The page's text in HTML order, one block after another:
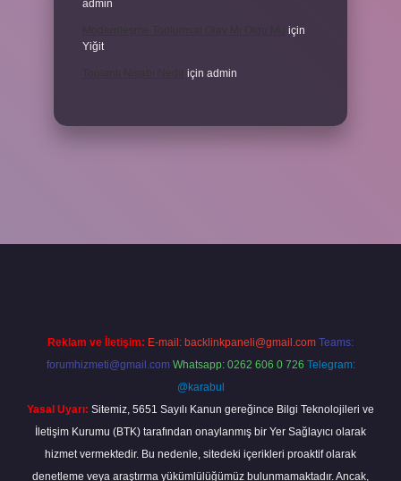
admin
için
Yiğit
için admin
Reklam ve İletişim: E-mail: backlinkpaneli@gmail.com Teams:
forumhizmeti@gmail.com Whatsapp: 0262 606 0 726 Telegram:
@karabul
Yasal Uyarı: Sitemiz, 5651 Sayılı Kanun gereğince Bilgi Teknolojileri ve
İletişim Kurumu (BTK) tarafından onaylanmış bir Yer Sağlayıcı olarak
hizmet vermektedir. Bu nedenle, sitedeki içerikleri proaktif olarak
denetleme veya araştırma yükümlülüğümüz bulunmamaktadır. Ancak,